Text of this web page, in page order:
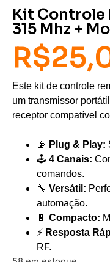
Kit Controle
315 Mhz +
R$
Este kit de controle
um transmissor
receptor compatível
📡 Plug & Play:
🕹️ 4 Canais:
comandos.
🔧 Versátil:
automação.
🔋 Compacto:
⚡ Resposta
RF.